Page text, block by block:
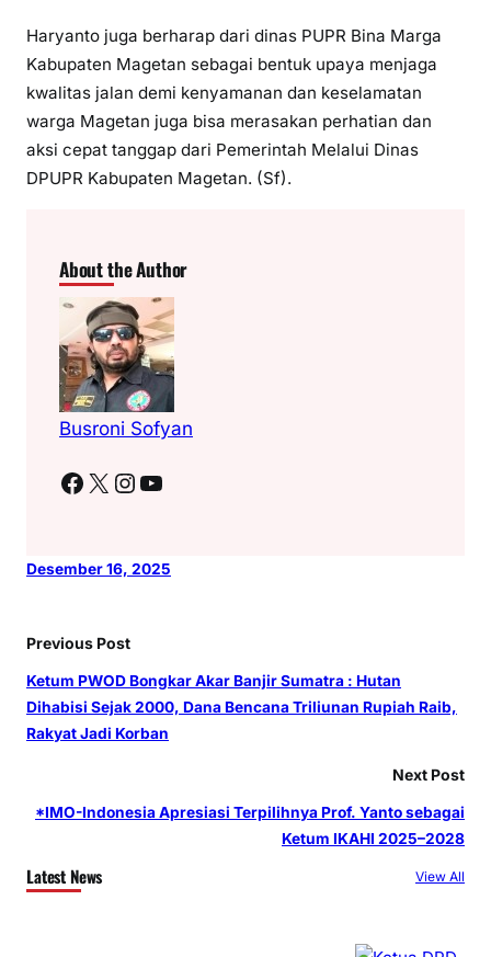
Haryanto juga berharap dari dinas PUPR Bina Marga
Kabupaten Magetan sebagai bentuk upaya menjaga
kwalitas jalan demi kenyamanan dan keselamatan
warga Magetan juga bisa merasakan perhatian dan
aksi cepat tanggap dari Pemerintah Melalui Dinas
DPUPR Kabupaten Magetan. (Sf).
About the Author
Busroni Sofyan
Facebook X Instagram YouTube
Desember 16, 2025
Previous Post
Ketum PWOD Bongkar Akar Banjir Sumatra : Hutan
Dihabisi Sejak 2000, Dana Bencana Triliunan Rupiah Raib,
Rakyat Jadi Korban
Next Post
*IMO-Indonesia Apresiasi Terpilihnya Prof. Yanto sebagai
Ketum IKAHI 2025–2028
Latest News View All